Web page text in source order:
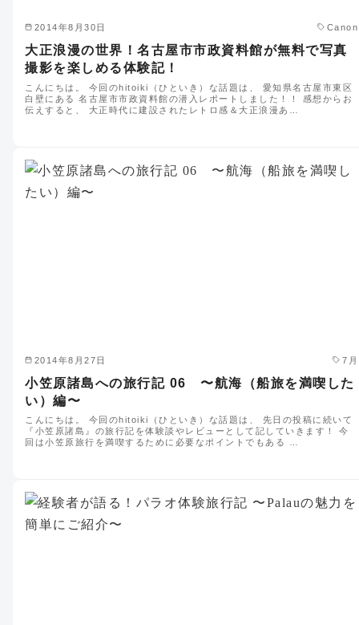
2014年8月30日 Canon
大正浪漫の世界！名古屋市市政資料館が無料で写真
撮影を楽しめる体験記！
こんにちは。 今回のhitoiki（ひといき）な話題は、 愛知県名古屋市東区
白壁にある 名古屋市市政資料館の潜入レポートしました！！ 感想からお
伝えすると、 大正時代に建設されたレトロ感＆大正浪漫あ…
2014年8月27日 7月
小笠原諸島への旅行記 06 〜航海（船旅を満喫した
い）編〜
こんにちは。 今回のhitoiki（ひといき）な話題は、 先日の投稿に続いて
『小笠原諸島』の旅行記を体験談やレビューとして記していきます！ 今
回は小笠原旅行を満喫するために必要なポイントでもある …